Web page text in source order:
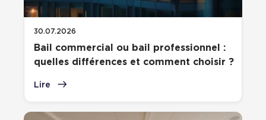
30.07.2026
Bail commercial ou bail professionnel :
quelles différences et comment choisir ?
Lire